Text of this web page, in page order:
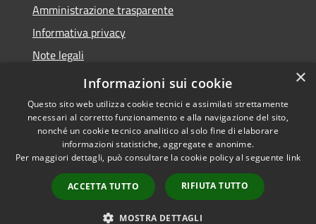
Amministrazione trasparente
Informativa privacy
Note legali
Dichiarazione di accessibilità
Accessibilità
Copyright © 2026 • Comune di
Porto San Giorgio • Powered by
Municipium•
Accesso
redazione
×
Informazioni sui cookie
Questo sito web utilizza cookie tecnici e assimilati strettamente
necessari al corretto funzionamento e alla navigazione del sito,
nonché un cookie tecnico analitico al solo fine di elaborare
informazioni statistiche, aggregate e anonime.
Per maggiori dettagli, può consultare la cookie policy al seguente link
ACCETTA TUTTO RIFIUTA TUTTO
MOSTRA DETTAGLI